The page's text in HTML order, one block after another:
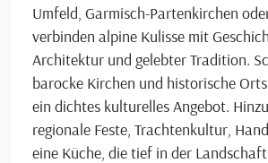
Umfeld, Garmisch-Partenkirchen
verbinden alpine Kulisse mit
Architektur und gelebter Tradition.
barocke Kirchen und historische
ein dichtes kulturelles Angebot.
regionale Feste, Trachtenkultur,
eine Küche, die tief in der